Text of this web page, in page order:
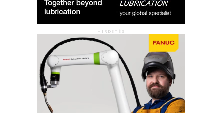
HIRDETÉS